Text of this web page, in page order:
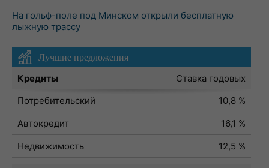
На гольф-поле под Минском открыли бесплатную
лыжную трассу
Лучшие предложения
Кредиты
Ставка годовых
Потребительский
10,8 %
Автокредит
16,1 %
Недвижимость
12,5 %